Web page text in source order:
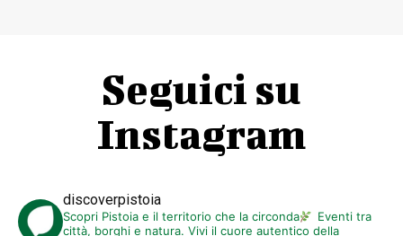
Seguici su
Instagram
discoverpistoia
Scopri Pistoia e il territorio che la circonda
Eventi tra
città, borghi e natura. Vivi il cuore autentico della